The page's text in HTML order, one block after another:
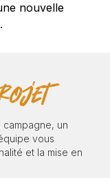
nouvelle
un
vous
et la mise en